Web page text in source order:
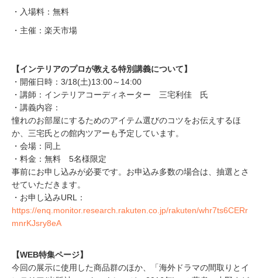
・入場料：無料
・主催：楽天市場
【インテリアのプロが教える特別講義について】
・開催日時：3/18(土)13:00～14:00
・講師：インテリアコーディネーター 三宅利佳 氏
・講義内容：
憧れのお部屋にするためのアイテム選びのコツをお伝えするほ
か、三宅氏との館内ツアーも予定しています。
・会場：同上
・料金：無料 5名様限定
事前にお申し込みが必要です。お申込み多数の場合は、抽選とさ
せていただきます。
・お申し込みURL：
https://enq.monitor.research.rakuten.co.jp/rakuten/whr7ts6CERr
mnrKJsry8eA
【WEB特集ページ】
今回の展示に使用した商品群のほか、「海外ドラマの間取りとイ